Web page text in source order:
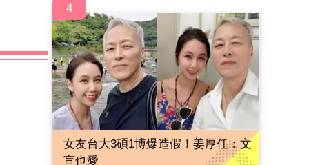
4
女友台大3碩1博爆造假！姜厚任：文
盲也愛